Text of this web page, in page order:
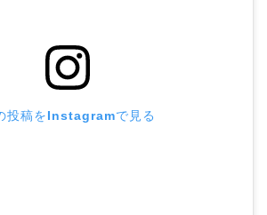
投稿をInstagramで見る